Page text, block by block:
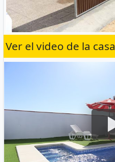
Ver el video de la casa